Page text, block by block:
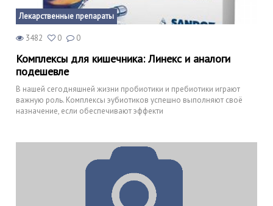
Лекарственные препараты
3482 0 0
Комплексы для кишечника: Линекс и аналоги
подешевле
В нашей сегодняшней жизни пробиотики и пребиотики играют
важную роль. Комплексы эубиотиков успешно выполняют своё
назначение, если обеспечивают эффекти